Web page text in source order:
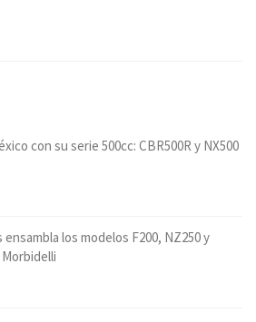
con su serie 500cc: CBR500R y NX500
ensambla los modelos F200, NZ250 y